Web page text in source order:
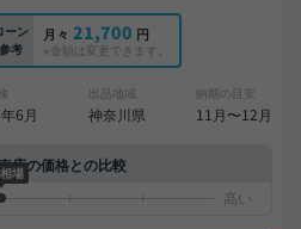
ーン
参考
月々 21,700 円
※金額は変更できます。
6月
出品地域
神奈川県
納期の目安
11月〜12月
店の価格との比較
場